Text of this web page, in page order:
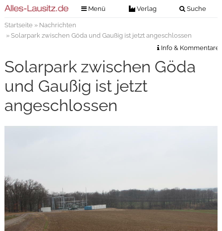
Menü Verlag Suche
Verlag
Kontakt
Impressum
Veranstaltungstickets
Anzeigenannahme
Anzeigensuche
Digitale Ausgaben
Startseite» Nachrichten
» Solarpark zwischen Göda und Gaußig ist jetzt angeschlossen
Info & Kommentare
Solarpark zwischen Göda
und Gaußig ist jetzt
angeschlossen